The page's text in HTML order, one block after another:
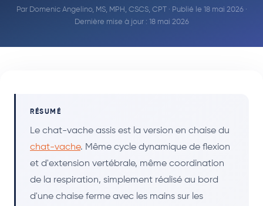
Calculatrices
Par Domenic Angelino, MS, MPH, CSCS, CPT· Publié le 18 mai 2026 ·
Dernière mise à jour : 18 mai 2026
RÉSUMÉ
Le chat-vache assis est la version en chaise du
chat-vache. Même cycle dynamique de flexion
et d'extension vertébrale, même coordination
de la respiration, simplement réalisé au bord
d'une chaise ferme avec les mains sur les